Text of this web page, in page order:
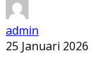
admin
25 Januari 2026